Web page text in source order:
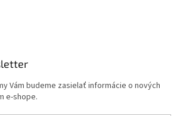
Vám budeme zasielať informácie o nových
e-shope.